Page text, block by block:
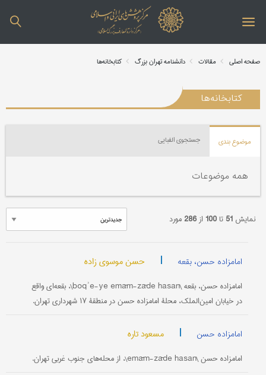
صفحه اصلی مقالات دانشنامه تهران بزرگ کتابخانه‌ها
کتابخانه‌ها
موضوع بندی جستجوی الفبایی
همه موضوعات
نمایش 51 تا100 از286مورد
امامزاده حسن، بقعه | حسن موسوی زاده
امامزاده حسن، بقعه \boqʾe-ye emām-zāde hasan\، بقعه‌ای واقع
در خیابان امین‌الملک، محلۀ امامزاده حسن در منطقۀ ۱۷ شهرداری تهران.
امامزاده حسن | مسعود تاره
امامزاده حسن \emām-zāde hasan\، از محله‌های جنوب غربی تهران.